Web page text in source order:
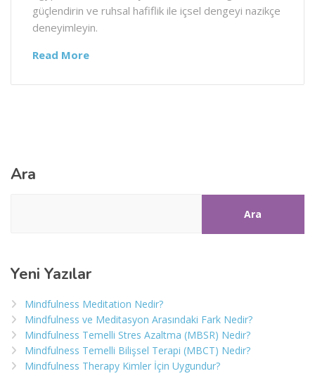
güçlendirin ve ruhsal hafiflik ile içsel dengeyi nazikçe
deneyimleyin.
Read More
Ara
Ara
Yeni Yazılar
Mindfulness Meditation Nedir?
Mindfulness ve Meditasyon Arasındaki Fark Nedir?
Mindfulness Temelli Stres Azaltma (MBSR) Nedir?
Mindfulness Temelli Bilişsel Terapi (MBCT) Nedir?
Mindfulness Therapy Kimler İçin Uygundur?